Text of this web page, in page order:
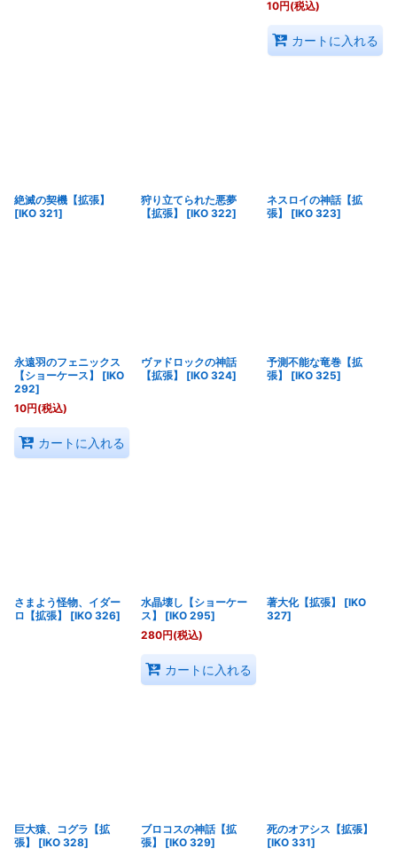
10円(税込)
カートに入れる
絶滅の契機【拡張】
[IKO 321]
狩り立てられた悪夢
【拡張】
[IKO 322]
ネスロイの神話【拡
張】
[IKO 323]
永遠羽のフェニックス
【ショーケース】
[IKO
292]
10円(税込)
カートに入れる
ヴァドロックの神話
【拡張】
[IKO 324]
予測不能な竜巻【拡
張】
[IKO 325]
さまよう怪物、イダー
ロ【拡張】
[IKO 326]
水晶壊し【ショーケー
ス】
[IKO 295]
280円(税込)
カートに入れる
著大化【拡張】 [IKO
327]
巨大猿、コグラ【拡
張】
[IKO 328]
ブロコスの神話【拡
張】
[IKO 329]
死のオアシス【拡張】
[IKO 331]